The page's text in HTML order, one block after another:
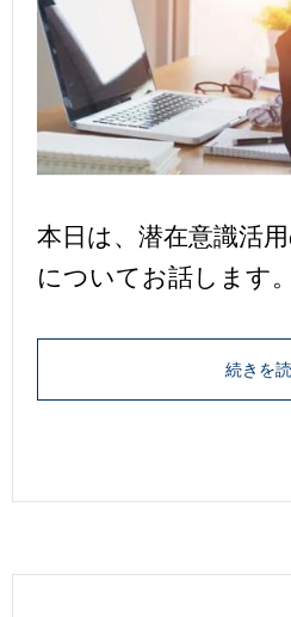
本日は、潜在意識活
についてお話します。
続きを